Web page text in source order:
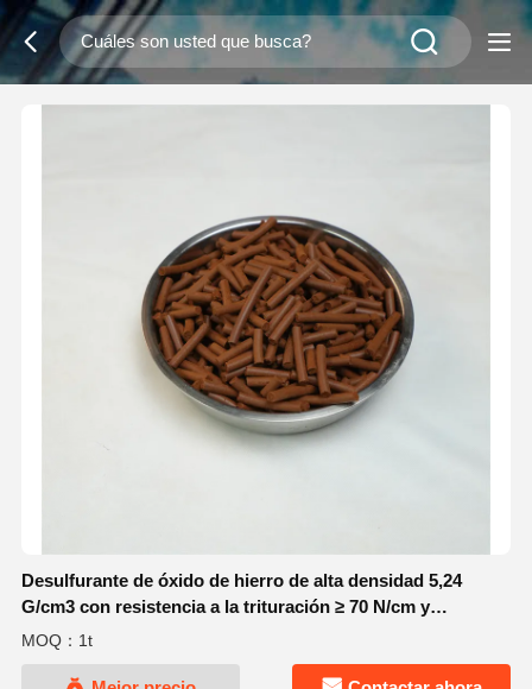
Desulfurante de óxido de hierro de alta densidad 5,24
G/cm3 con resistencia a la trituración ≥ 70 N/cm y
contenido de agua ≤ 5% para la purificación de gases
MOQ：1t